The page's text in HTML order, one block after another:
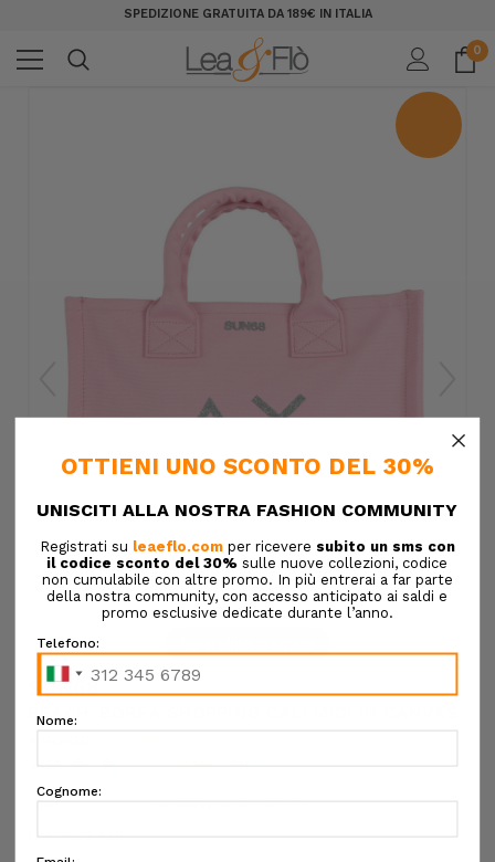
SPEDIZIONE GRATUITA DA 189€ IN ITALIA
0
SUN68
BEACH: BORSA SHOPPING CALI MIDI IN CANVAS
SKU:
×